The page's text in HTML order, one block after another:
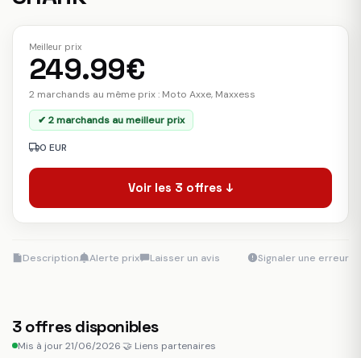
Meilleur prix
249.99€
2 marchands au même prix : Moto Axxe, Maxxess
✔ 2 marchands au meilleur prix
0 EUR
Voir les 3 offres ↓
Description Alerte prix Laisser un avis Signaler une erreur
3 offres disponibles
Mis à jour 21/06/2026🤝 Liens partenaires